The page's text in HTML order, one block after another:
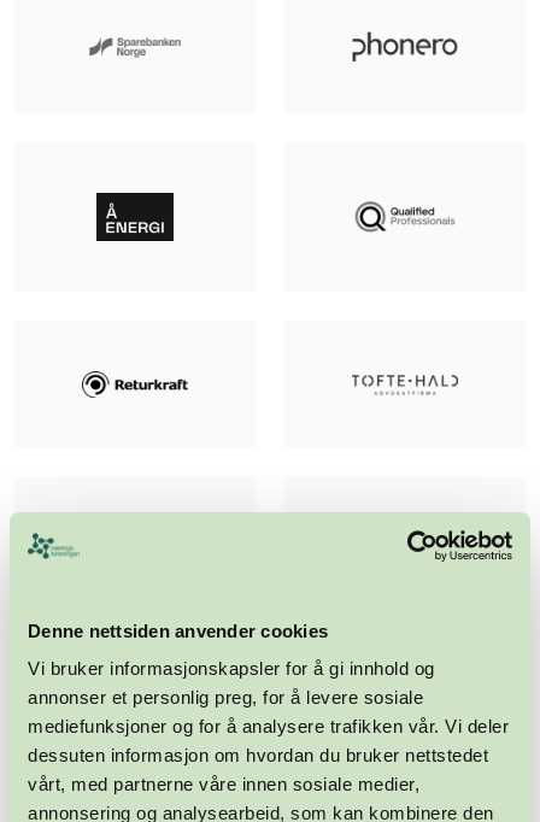
Denne nettsiden anvender cookies
Vi bruker informasjonskapsler for å gi innhold og
annonser et personlig preg, for å levere sosiale
mediefunksjoner og for å analysere trafikken vår. Vi deler
dessuten informasjon om hvordan du bruker nettstedet
vårt, med partnerne våre innen sosiale medier,
annonsering og analysearbeid, som kan kombinere den